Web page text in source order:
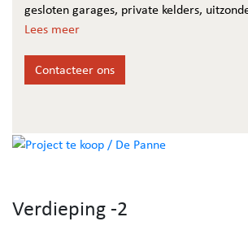
gesloten garages, private kelders,
en akoestische isolatie, E peil tussen 45 en
verwarming op aardgas. Bezoek ons
Lees meer
Contacteer ons
Verdieping -2